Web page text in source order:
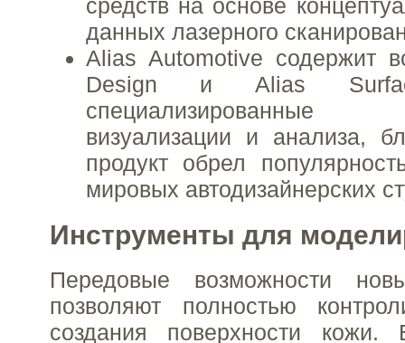
средств на основе
данных лазерного
Alias Automotive содержит
Design и Alias
специализированные
визуализации и анализа,
продукт обрел
мировых автодизайнерских
Инструменты для
Передовые возможности
позволяют полностью
создания поверхности